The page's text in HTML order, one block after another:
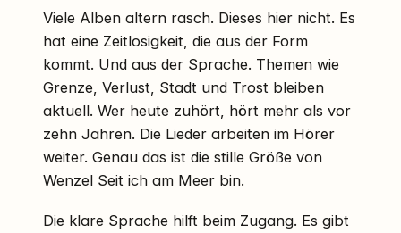
Viele Alben altern rasch. Dieses hier nicht. Es
hat eine Zeitlosigkeit, die aus der Form
kommt. Und aus der Sprache. Themen wie
Grenze, Verlust, Stadt und Trost bleiben
aktuell. Wer heute zuhört, hört mehr als vor
zehn Jahren. Die Lieder arbeiten im Hörer
weiter. Genau das ist die stille Größe von
Wenzel Seit ich am Meer bin.
Die klare Sprache hilft beim Zugang. Es gibt